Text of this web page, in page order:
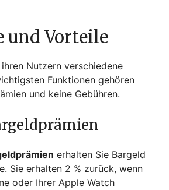
und Vorteile
Nutzern verschiedene
Funktionen gehören
und keine Gebühren.
erhalten Sie Bargeld
Sie erhalten 2 % zurück, wenn
oder Ihrer Apple Watch